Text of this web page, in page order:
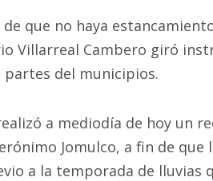
que no haya
Villarreal Cambero giró
partes del municipios.
a mediodía de hoy un
Jomulco, a fin de
a la temporada de lluvias